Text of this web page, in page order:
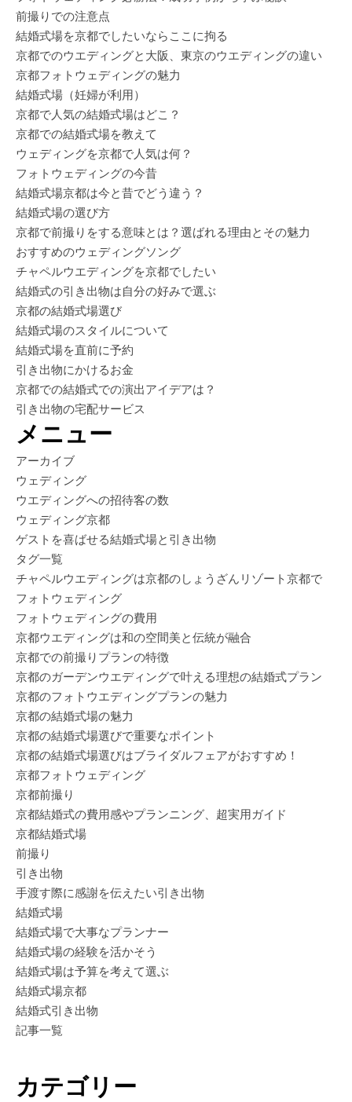
前撮りでの注意点
結婚式場を京都でしたいならここに拘る
京都でのウエディングと大阪、東京のウエディングの違い
京都フォトウェディングの魅力
結婚式場（妊婦が利用）
京都で人気の結婚式場はどこ？
京都での結婚式場を教えて
ウェディングを京都で人気は何？
フォトウェディングの今昔
結婚式場京都は今と昔でどう違う？
結婚式場の選び方
京都で前撮りをする意味とは？選ばれる理由とその魅力
おすすめのウェディングソング
チャペルウエディングを京都でしたい
結婚式の引き出物は自分の好みで選ぶ
京都の結婚式場選び
結婚式場のスタイルについて
結婚式場を直前に予約
引き出物にかけるお金
京都での結婚式での演出アイデアは？
引き出物の宅配サービス
メニュー
アーカイブ
ウェディング
ウエディングへの招待客の数
ウェディング京都
ゲストを喜ばせる結婚式場と引き出物
タグ一覧
チャペルウエディングは京都のしょうざんリゾート京都で
フォトウェディング
フォトウェディングの費用
京都ウエディングは和の空間美と伝統が融合
京都での前撮りプランの特徴
京都のガーデンウエディングで叶える理想の結婚式プラン
京都のフォトウエディングプランの魅力
京都の結婚式場の魅力
京都の結婚式場選びで重要なポイント
京都の結婚式場選びはブライダルフェアがおすすめ！
京都フォトウェディング
京都前撮り
京都結婚式の費用感やプランニング、超実用ガイド
京都結婚式場
前撮り
引き出物
手渡す際に感謝を伝えたい引き出物
結婚式場
結婚式場で大事なプランナー
結婚式場の経験を活かそう
結婚式場は予算を考えて選ぶ
結婚式場京都
結婚式引き出物
記事一覧
カテゴリー